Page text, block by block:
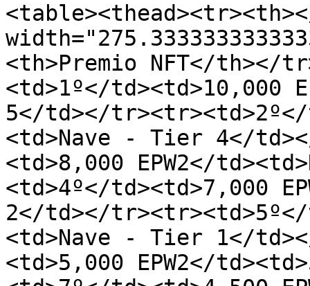
<th>Premio NFT</th></
<td>1º</td><td>10,000
5</td></tr><tr><td>2º</
<td>Nave - Tier 4</
<td>8,000 EPW2</
<td>4º</td><td>7,000
2</td></tr><tr><td>5º</
<td>Nave - Tier 1</
<td>5,000 EPW2</